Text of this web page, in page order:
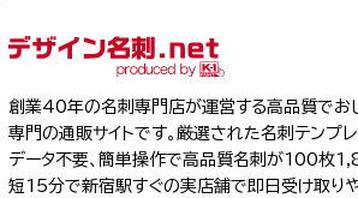
創業40年の名刺専門店が運営する高品質でお
専門の通販サイトです。厳選された名刺テンプ
データ不要、簡単操作で高品質名刺が100枚
短15分で新宿駅すぐの実店舗で即日受け取り